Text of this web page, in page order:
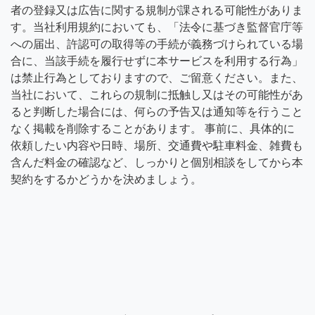
者の登録又は広告に関する規制が課される可能性がありま
す。当社利用規約においても、「法令に基づき監督官庁等
への届出、許認可の取得等の手続が義務づけられている場
合に、当該手続を履行せずに本サービスを利用する行為」
は禁止行為としておりますので、ご留意ください。また、
当社において、これらの規制に抵触し又はその可能性があ
ると判断した場合には、何らの予告又は通知等を行うこと
なく掲載を削除することがあります。 事前に、具体的に
依頼したい内容や日時、場所、交通費や駐車料金、雑費も
含んだ料金の確認など、しっかりと個別相談をしてから本
契約をするかどうかを決めましょう。